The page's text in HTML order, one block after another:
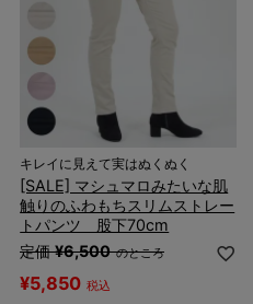
キレイに見えて実はぬくぬく
[SALE] マシュマロみたいな肌
触りのふわもちスリムストレー
トパンツ 股下70cm
定価 ¥6,500 のところ
¥5,850 税込